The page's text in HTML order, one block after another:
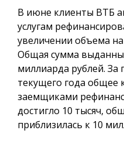
В июне клиенты ВТБ
услугам
увеличении объема
Общая сумма
миллиарда рублей.
текущего года общее
заемщиками
достигло 10 тысяч,
приблизилась к 10